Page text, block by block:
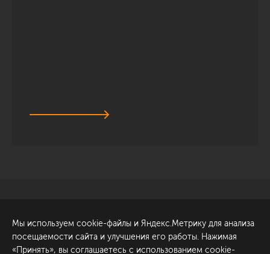
Обсудить проект
ул. Академика Павлова, 6
к1
Мы используем cookie-файлы и Яндекс.Метрику для анализа
посещаемости сайта и улучшения его работы. Нажимая
«Принять», вы соглашаетесь с использованием cookie-